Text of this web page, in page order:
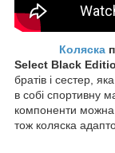
Коляска
Select Black
братів і сестер,
в собі спортивну
компоненти можна
тож коляска